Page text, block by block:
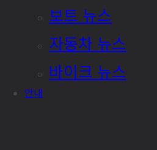
보트 뉴스
자동차 뉴스
바이크 뉴스
안내